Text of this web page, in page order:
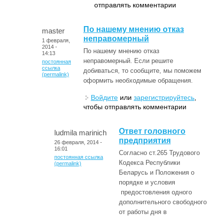
отправлять комментарии
master
1 февраля,
2014 -
14:13
постоянная
ссылка
(permalink)
По нашему мнению отказ
неправомерный
По нашему мнению отказ
неправомерный. Если решите
добиваться, то сообщите, мы поможем
оформить необходимые обращения.
Войдите или зарегистрируйтесь
чтобы отправлять комментарии
ludmila marinich
26 февраля, 2014 -
16:01
постоянная ссылка
(permalink)
Ответ головного
предприятия
Согласно ст.265 Трудового
Кодекса Республики
Беларусь и Положения о
порядке и условия
предостовления одного
дополнительного свободного
от работы дня в